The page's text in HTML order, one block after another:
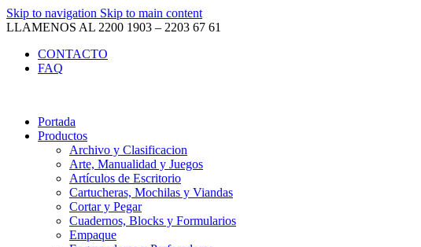
Skip to navigation Skip to main content
LLAMENOS AL 2200 1903 – 2203 67 61
CONTACTO
FAQ
Portada
Productos
Archivo y Clasificacion
Arte, Manualidad y Juegos
Artículos de Escritorio
Cartucheras, Mochilas y Viandas
Cortar y Pegar
Cuadernos, Blocks y Formularios
Empaque